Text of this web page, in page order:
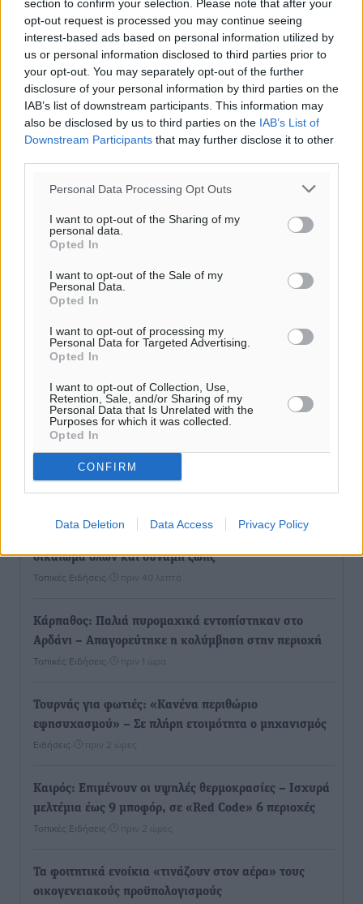
section to confirm your selection. Please note that after your
opt-out request is processed you may continue seeing
interest-based ads based on personal information utilized by
us or personal information disclosed to third parties prior to
your opt-out. You may separately opt-out of the further
disclosure of your personal information by third parties on the
IAB’s list of downstream participants. This information may
also be disclosed by us to third parties on the IAB’s List of
Downstream Participants that may further disclose it to other
Personal Data Processing Opt Outs
I want to opt-out of the Sharing of my
personal data.
Opted In
I want to opt-out of the Sale of my
Personal Data.
Opted In
I want to opt-out of processing my
Personal Data for Targeted Advertising.
Opted In
I want to opt-out of Collection, Use,
Retention, Sale, and/or Sharing of my
Personal Data that Is Unrelated with the
Purposes for which it was collected.
Opted In
CONFIRM
Data Deletion Data Access Privacy Policy
Ροή ειδήσεων
Επίσκεψη θα πραγματοποιήσει στη Λέρο τον
Σεπτέμβριο η Όλγα Κεφαλογιάννη
Τοπικές Ειδήσεις• πριν 14 λεπτά
Γιώργος Χατζημάρκος: Στηρίζουμε τις εκδηλώσεις
δικαίωμα όλων και δύναμη ζωής
Τοπικές Ειδήσεις πριν 40 λεπτά
Κάρπαθος: Παλιά πυρομαχικά εντοπίστηκαν στο
Αρδάνι – Απαγορεύτηκε η κολύμβηση στην περιοχή
Τοπικές Ειδήσεις πριν 1 ώρα
Τουρνάς για φωτιές: «Κανένα περιθώριο
εφησυχασμού» – Σε πλήρη ετοιμότητα ο μηχανισμός
Ειδήσεις πριν 2 ώρες
Καιρός: Επιμένουν οι υψηλές θερμοκρασίες – Ισχυρά
μελτέμια έως 9 μποφόρ, σε «Red Code» 6 περιοχές
Τοπικές Ειδήσεις πριν 2 ώρες
Τα φοιτητικά ενοίκια «τινάζουν στον αέρα» τους
οικογενειακούς προϋπολογισμούς